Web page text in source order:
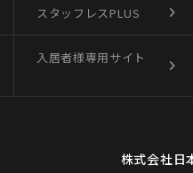
スタッフレスPLUS
入居者様専用サイト
株式会社日